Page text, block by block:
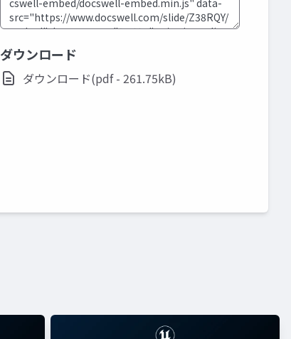
ダウンロード
ダウンロード(pdf - 261.75kB)